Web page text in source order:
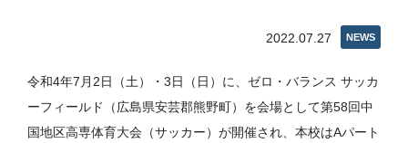
NEWS
2022.07.27
令和4年7月2日（土）・3日（日）に、ゼロ・バランス サッカ
ーフィールド（広島県安芸郡熊野町）を会場として第58回中
国地区高専体育大会（サッカー）が開催され、本校はAパート